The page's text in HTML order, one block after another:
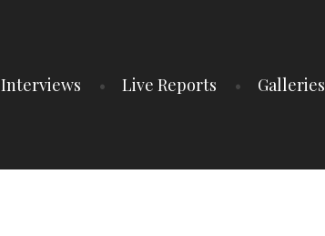
Interviews Live Reports Galleries